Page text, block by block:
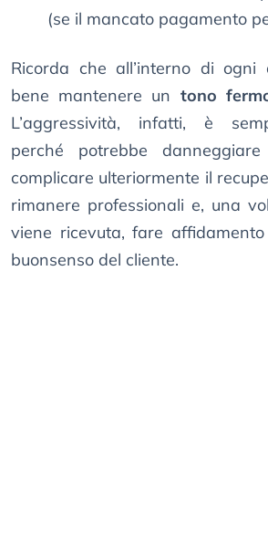
(se il mancato pagamento
Ricorda che all’interno di ogni
bene mantenere un tono
L’aggressività, infatti, è
perché potrebbe
complicare ulteriormente il
rimanere professionali e, una
viene ricevuta, fare affidamento
buonsenso del cliente.